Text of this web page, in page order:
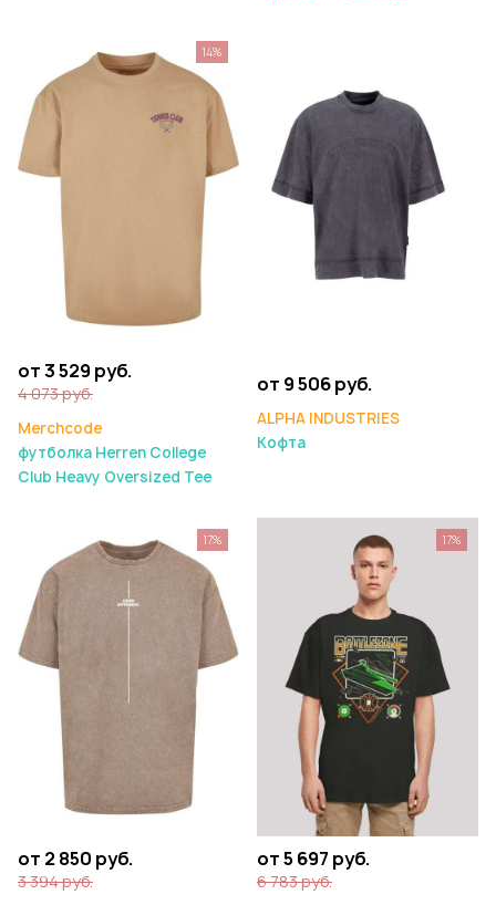
от 3 529 руб.
4 073 руб.
Merchcode
футболка Herren College
Club Heavy Oversized Tee
14%
от 9 506 руб.
ALPHA INDUSTRIES
Кофта
от 2 850 руб.
3 394 руб.
17%
от 5 697 руб.
6 783 руб.
17%